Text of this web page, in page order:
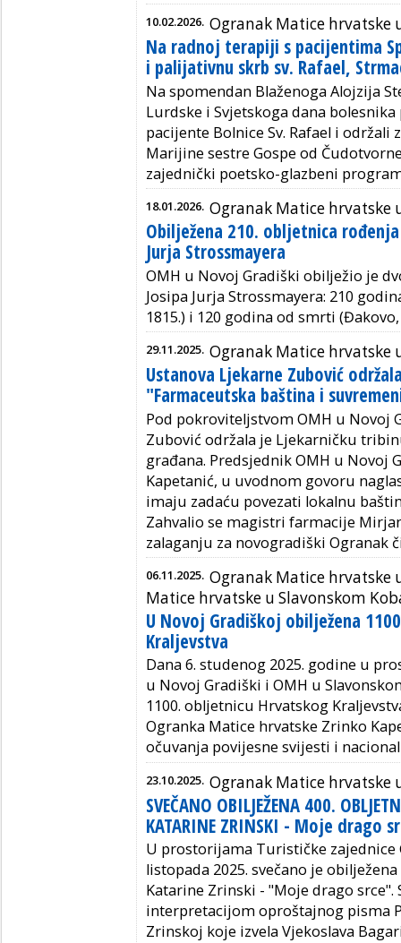
10.02.2026. Ogranak Matice hrvatske
Na radnoj terapiji s pacijentima
i palijativnu skrb sv. Rafael,
Na spomendan Blaženoga Alojzija
Lurdske i Svjetskoga dana
pacijente Bolnice Sv. Rafael i održali
Marijine sestre Gospe od
zajednički poetsko-glazbeni
18.01.2026. Ogranak Matice hrvatske
Obilježena 210. obljetnica
Jurja Strossmayera
OMH u Novoj Gradiški obilježio je
Josipa Jurja Strossmayera: 210
1815.) i 120 godina od smrti
29.11.2025. Ogranak Matice hrvatske
Ustanova Ljekarne Zubović
"Farmaceutska baština i
Pod pokroviteljstvom OMH u Novoj
Zubović održala je Ljekarničku
građana. Predsjednik OMH u Novoj
Kapetanić, u uvodnom govoru
imaju zadaću povezati lokalnu
Zahvalio se magistri farmacije
zalaganju za novogradiški Ogranak
06.11.2025. Ogranak Matice hrvatske
Matice hrvatske u Slavonskom
U Novoj Gradiškoj obilježena
Kraljevstva
Dana 6. studenog 2025. godine u
u Novoj Gradiški i OMH u
1100. obljetnicu Hrvatskog
Ogranka Matice hrvatske Zrinko
očuvanja povijesne svijesti i
23.10.2025. Ogranak Matice hrvatske
SVEČANO OBILJEŽENA 400.
KATARINE ZRINSKI - Moje drago
U prostorijama Turističke zajednice
listopada 2025. svečano je
Katarine Zrinski - "Moje drago
interpretacijom oproštajnog pisma
Zrinskoj koje izvela Vjekoslava